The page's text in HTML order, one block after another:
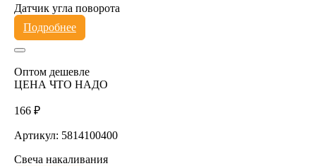
Датчик угла поворота
Подробнее
Оптом дешевле
ЦЕНА ЧТО НАДО
166 ₽
Артикул: 5814100400
Свеча накаливания